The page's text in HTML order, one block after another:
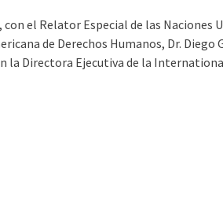
el Relator Especial de las Naciones
de Derechos Humanos, Dr. Diego
la Directora Ejecutiva de la